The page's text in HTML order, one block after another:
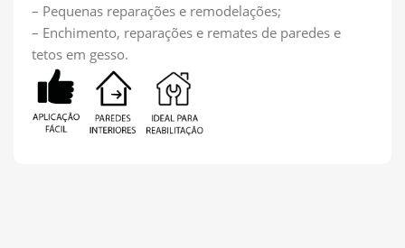
– Pequenas reparações e remodelações;
– Enchimento, reparações e remates de paredes e
tetos em gesso.